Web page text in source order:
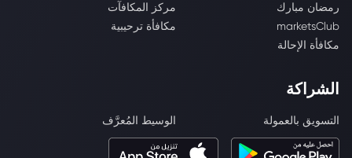
رمضان مبارك
مركز المكافآت
marketsClub
مكافأة ترحيبية
مكافأة الإحالة
الشراكة
التسويق بالعمولة الوسيط المُعرَّف